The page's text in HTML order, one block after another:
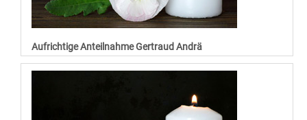
Aufrichtige Anteilnahme Gertraud Andrä